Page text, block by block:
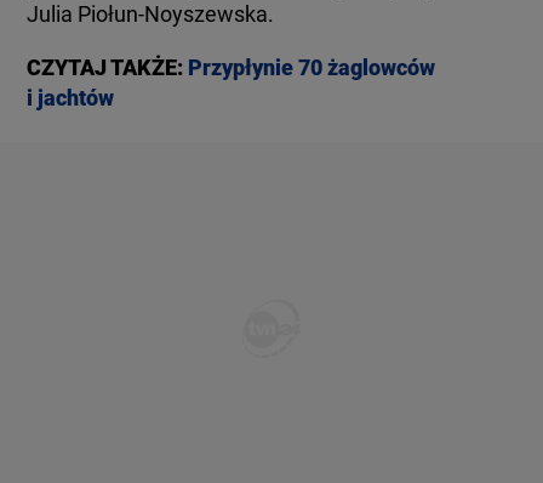
Julia Piołun-Noyszewska.
CZYTAJ TAKŻE: Przypłynie 70 żaglowców
i jachtów